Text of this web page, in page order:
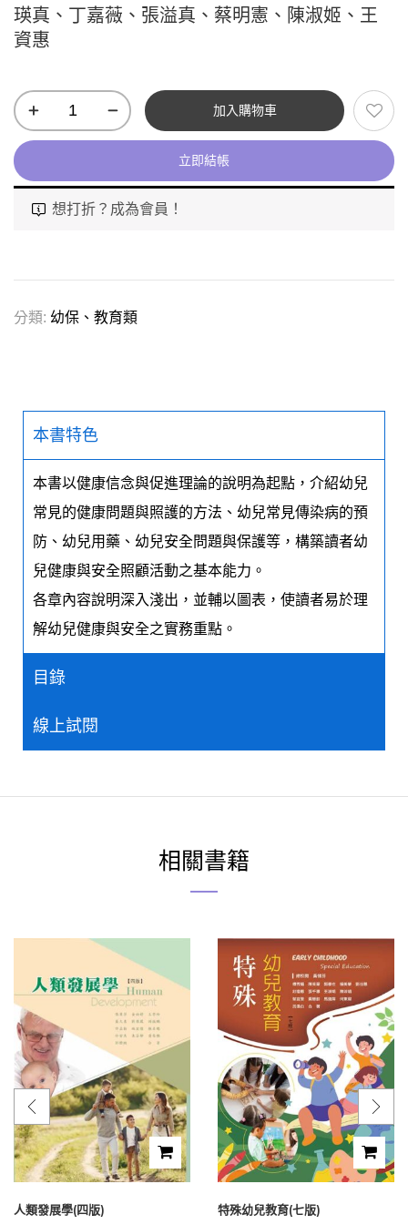
瑛真、丁嘉薇、張溢真、蔡明憲、陳淑姬、王
資惠
加入購物車
立即結帳
想打折？成為會員！
分類: 幼保、教育類
本書特色
本書以健康信念與促進理論的說明為起點，介紹幼兒
常見的健康問題與照護的方法、幼兒常見傳染病的預
防、幼兒用藥、幼兒安全問題與保護等，構築讀者幼
兒健康與安全照顧活動之基本能力。
各章內容說明深入淺出，並輔以圖表，使讀者易於理
解幼兒健康與安全之實務重點。
目錄
線上試閱
相關書籍
人類發展學(四版) 特殊幼兒教育(七版)